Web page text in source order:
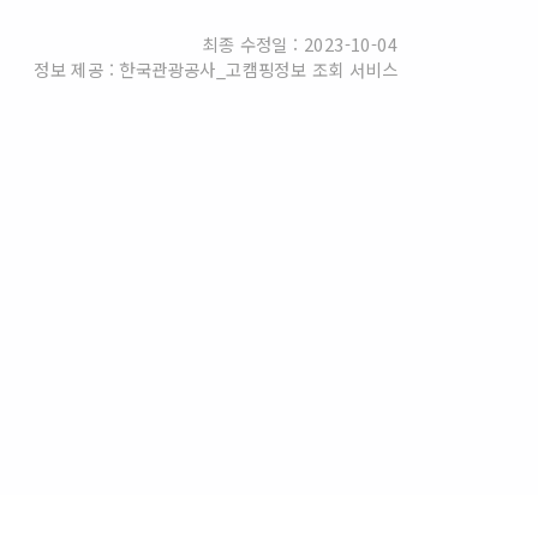
최종 수정일 : 2023-10-04
정보 제공 : 한국관광공사_고캠핑정보 조회 서비스